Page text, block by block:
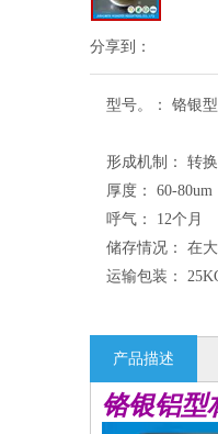
分享到：
型号。： 铬银型
形成机制：
转
厚度：
60-80um
呼气：
12个月
储存情况：
在
运输包装：
产品描述
铬银铝型